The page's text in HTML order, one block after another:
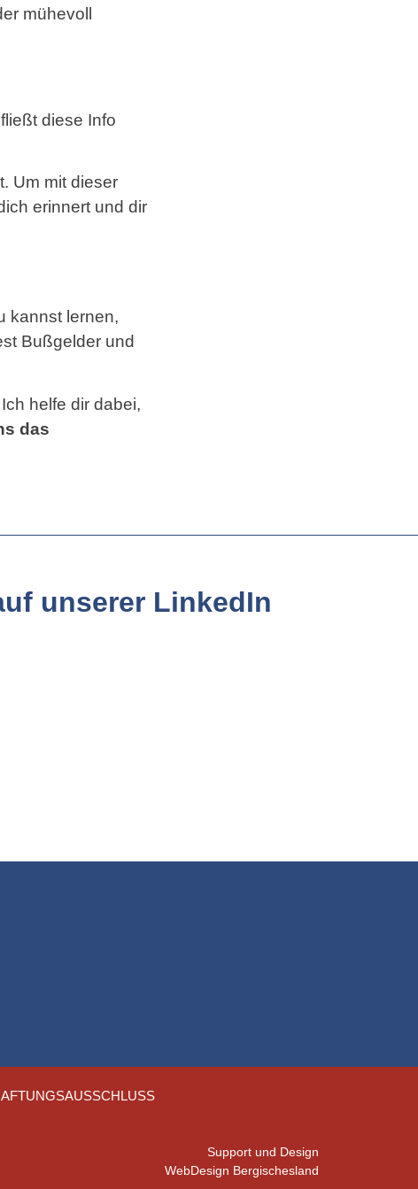
mühevoll
diese Info
Um mit dieser
erinnert und dir
kannst lernen,
Bußgelder und
helfe dir dabei,
das
unserer LinkedIn
Support und Design
WebDesign Bergischesland